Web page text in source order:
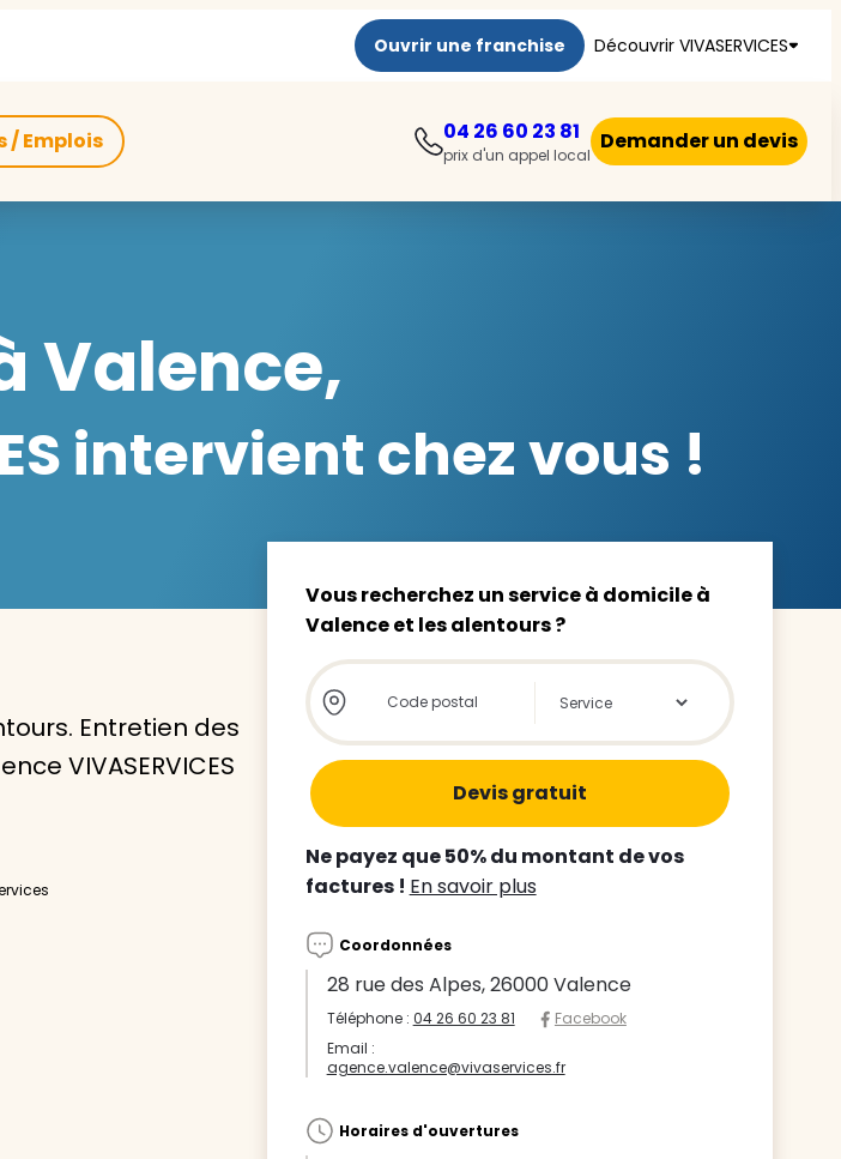
Ouvrir une franchise Découvrir VIVASERVICES
/ Emplois 04 26 60 23 81
prix d'un appel local
Demander un devis
trouvez le
qui vous
votre logement, la garde de votre enfant
d’un parent, nos intervenants à
vous épauler.
Trouver mon agence
Valence,
intervient chez vous !
Entretien des
VIVASERVICES
Vous recherchez un service à domicile à
Valence et les alentours ?
Store locator global - Autocompletion
Rechercher
Ne payez que 50% du montant de vos
factures ! En savoir plus
Coordonnées
28 rue des Alpes, 26000 Valence
Téléphone : 04 26 60 23 81
Facebook
Email :
agence.valence@vivaservices.fr
Horaires d'ouvertures